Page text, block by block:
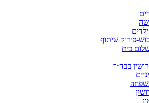
פירוק שיתוף
בית
בבד״ר